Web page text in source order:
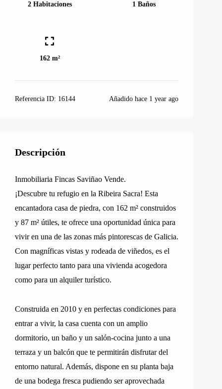
2 Habitaciones 1 Baños
162 m²
Referencia ID: 16144 Añadido hace 1 year ago
Descripción
Inmobiliaria Fincas Saviñao Vende.
¡Descubre tu refugio en la Ribeira Sacra! Esta
encantadora casa de piedra, con 162 m² construidos
y 87 m² útiles, te ofrece una oportunidad única para
vivir en una de las zonas más pintorescas de Galicia.
Con magníficas vistas y rodeada de viñedos, es el
lugar perfecto tanto para una vivienda acogedora
como para un alquiler turístico.
Construida en 2010 y en perfectas condiciones para
entrar a vivir, la casa cuenta con un amplio
dormitorio, un baño y un salón-cocina junto a una
terraza y un balcón que te permitirán disfrutar del
entorno natural. Además, dispone en su planta baja
de una bodega fresca pudiendo ser aprovechada